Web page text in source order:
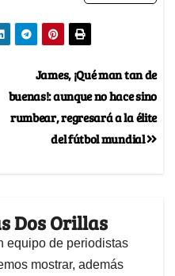
James, ¡Qué man tan de
buenas!: aunque no hace sino
rumbear, regresará a la élite
del fútbol mundial
Dos Orillas
equipo de periodistas
mostrar, además